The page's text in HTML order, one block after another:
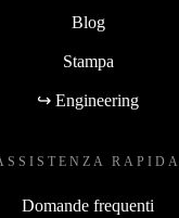
Blog
Stampa
↪ Engineering
RAPIDA
Domande frequenti